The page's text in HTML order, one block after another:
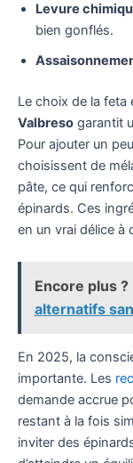
Levure
bien gonflés.
Le choix de la feta
Valbreso garantit
Pour ajouter un
choisissent de
pâte, ce qui
épinards. Ces
en un vrai délice à
Encore plus ?
alternatifs
En 2025, la
importante. Les
demande accrue
restant à la fois
inviter des